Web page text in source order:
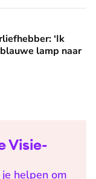
speur met een
‘Ik
lamp naar
Visie-
helpen om